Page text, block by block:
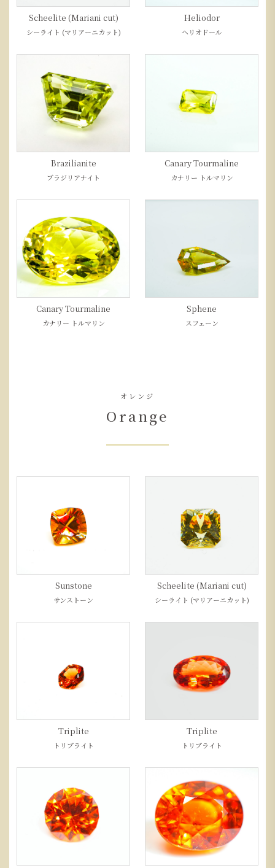
Scheelite (Mariani cut)
シーライト (マリアーニカット)
Heliodor
ヘリオドール
Brazilianite
ブラジリアナイト
Canary Tourmaline
カナリー トルマリン
Canary Tourmaline
カナリー トルマリン
Sphene
スフェーン
オレンジ
Orange
Sunstone
サンストーン
Scheelite (Mariani cut)
シーライト (マリアーニカット)
Triplite
トリプライト
Triplite
トリプライト